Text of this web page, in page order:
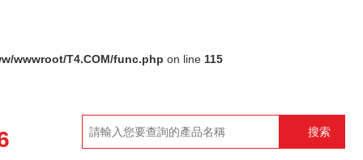
wwwroot/T4.COM/func.php on line 115
搜索